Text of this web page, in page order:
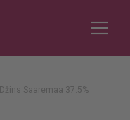
Džins Saaremaa 37.5%